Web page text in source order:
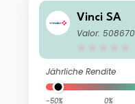
Vinci SA
Valor: 508670
Jährliche Rendite
-50% 0%